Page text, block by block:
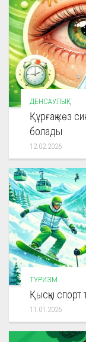
ДЕНСАУЛЫҚ
Құрғақ көз
болады
12.02.2026
ТУРИЗМ
Қысқы спорт
11.01.2026